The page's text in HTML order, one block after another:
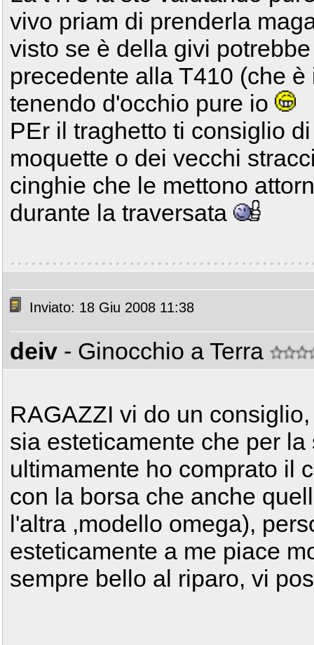
vivo priam di prenderla
visto se è della givi
precedente alla T410 (che
tenendo d'occhio pure io
PEr il traghetto ti consiglio
moquette o dei vecchi
cinghie che le mettono
durante la traversata
Inviato: 18 Giu 2008 11:38
deiv - Ginocchio a Terra
RAGAZZI vi do un
sia esteticamente che per
ultimamente ho comprato il
con la borsa che anche
l'altra ,modello omega),
esteticamente a me piace
sempre bello al riparo, vi